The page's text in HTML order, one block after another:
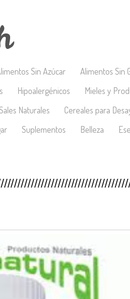
Sin Azúcar Alimentos Sin
Hipoalergénicos Mieles y
Naturales Cereales para
Suplementos Belleza